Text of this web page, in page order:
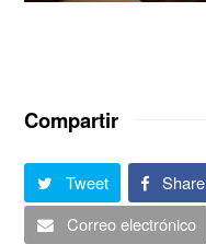
Compartir
Tweet Share
Correo electrónico